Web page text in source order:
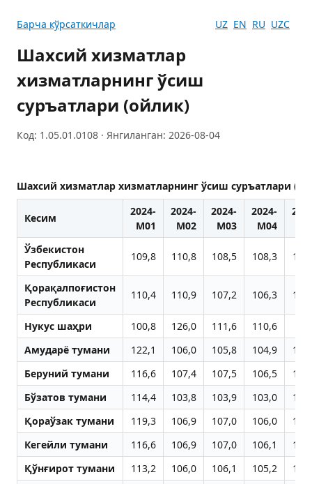
Барча кўрсаткичлар UZ EN RU UZC
Шахсий хизматлар
хизматларнинг ўсиш
суръатлари (ойлик)
Код: 1.05.01.0108 · Янгиланган: 2026-08-04
Шахсий хизматлар хизматларнинг ўсиш суръатлари
Кесим
2024-
M01
2024-
M02
2024-
M03
2024-
M04
Ўзбекистон
Республикаси
109,8 110,8 108,5 108,3
Қорақалпоғистон
Республикаси
110,4 110,9 107,2 106,3
Нукус шаҳри 100,8 126,0 111,6 110,6
Aмударё тумани
122,1 106,0 105,8 104,9
Беруний тумани
116,6 107,4 107,5 106,5
Бўзатов тумани
114,4 103,8 103,9 103,0
Қораўзак тумани
119,3 106,9 107,0 106,0
Кегейли тумани
116,6 106,9 107,0 106,1
Қўнғирот тумани
113,2 106,0 106,1 105,2